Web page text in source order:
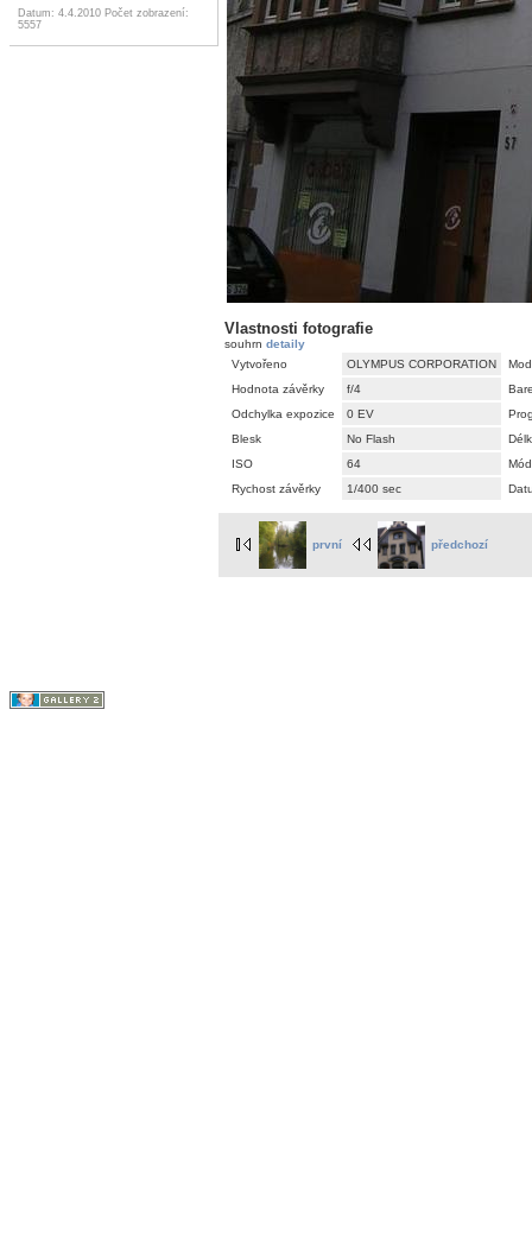
Datum: 4.4.2010 Počet zobrazení:
5557
Vlastnosti fotografie
souhrn detaily
Vytvořeno
OLYMPUS CORPORATION
Hodnota závěrky
f/4
Odchylka expozice
0 EV
Blesk
No Flash
ISO
64
Rychost závěrky
1/400 sec
první předchozí